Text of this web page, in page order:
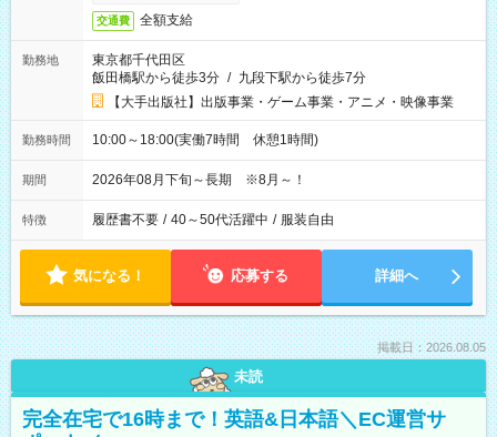
交通費 全額支給
勤務地
東京都千代田区
飯田橋駅から徒歩3分 / 九段下駅から徒歩7分
【大手出版社】出版事業・ゲーム事業・アニメ・映像事業
勤務時間 10:00～18:00(実働7時間 休憩1時間)
期間 2026年08月下旬～長期 ※8月～！
特徴 履歴書不要 / 40～50代活躍中 / 服装自由
気になる！ 応募する 詳細へ
掲載日：2026.08.05
未読
完全在宅で16時まで！英語&日本語＼EC運営サ